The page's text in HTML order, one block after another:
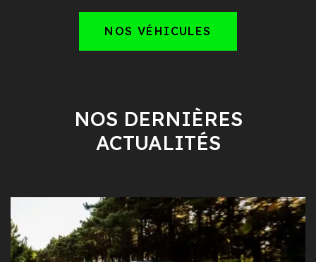
NOS VÉHICULES
NOS DERNIÈRES
ACTUALITÉS